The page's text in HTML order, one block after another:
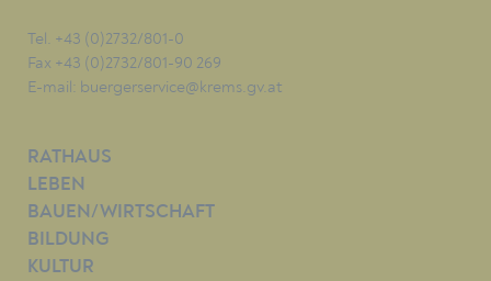
Tel. +43 (0)2732/801-0
Fax +43 (0)2732/801-90 269
E-mail: buergerservice@krems.gv.at
RATHAUS
LEBEN
BAUEN/WIRTSCHAFT
BILDUNG
KULTUR